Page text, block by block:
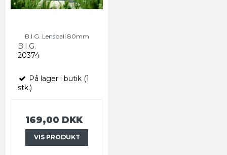
B.I.G. Lensball 80mm
B.I.G.
20374
På lager i butik (1
stk.)
169,00 DKK
VIS PRODUKT